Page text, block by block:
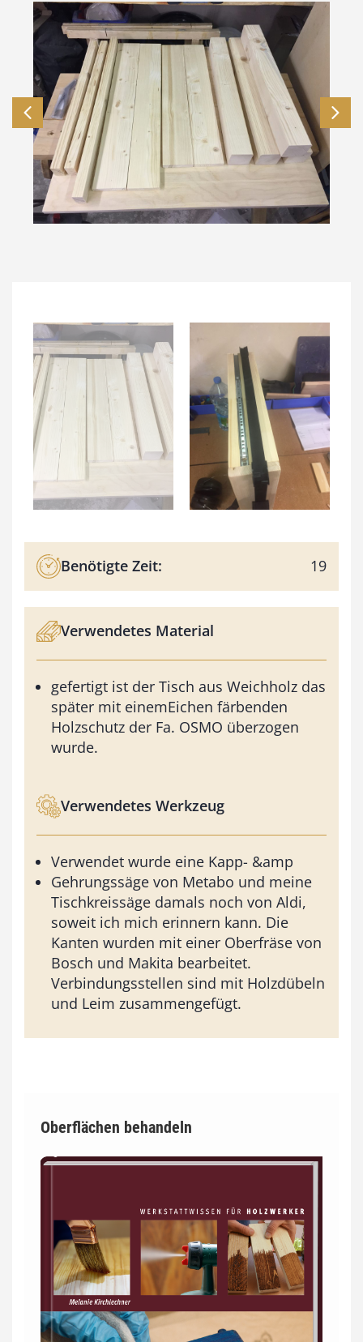
Benötigte Zeit: 19
Verwendetes Material
gefertigt ist der Tisch aus Weichholz das
später mit einemEichen färbenden
Holzschutz der Fa. OSMO überzogen
wurde.
Verwendetes Werkzeug
Verwendet wurde eine Kapp- &amp
Gehrungssäge von Metabo und meine
Tischkreissäge damals noch von Aldi,
soweit ich mich erinnern kann. Die
Kanten wurden mit einer Oberfräse von
Bosch und Makita bearbeitet.
Verbindungsstellen sind mit Holzdübeln
und Leim zusammengefügt.
Oberflächen behandeln